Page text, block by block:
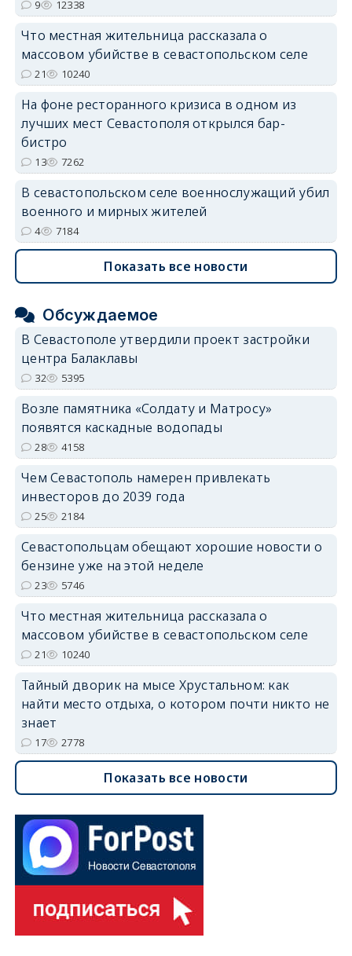
9 12338
Что местная жительница рассказала о
массовом убийстве в севастопольском селе
21 10240
На фоне ресторанного кризиса в одном из
лучших мест Севастополя открылся бар-
бистро
13 7262
В севастопольском селе военнослужащий убил
военного и мирных жителей
4 7184
Показать все новости
Обсуждаемое
В Севастополе утвердили проект застройки
центра Балаклавы
32 5395
Возле памятника «Солдату и Матросу»
появятся каскадные водопады
28 4158
Чем Севастополь намерен привлекать
инвесторов до 2039 года
25 2184
Севастопольцам обещают хорошие новости о
бензине уже на этой неделе
23 5746
Что местная жительница рассказала о
массовом убийстве в севастопольском селе
21 10240
Тайный дворик на мысе Хрустальном: как
найти место отдыха, о котором почти никто не
знает
17 2778
Показать все новости